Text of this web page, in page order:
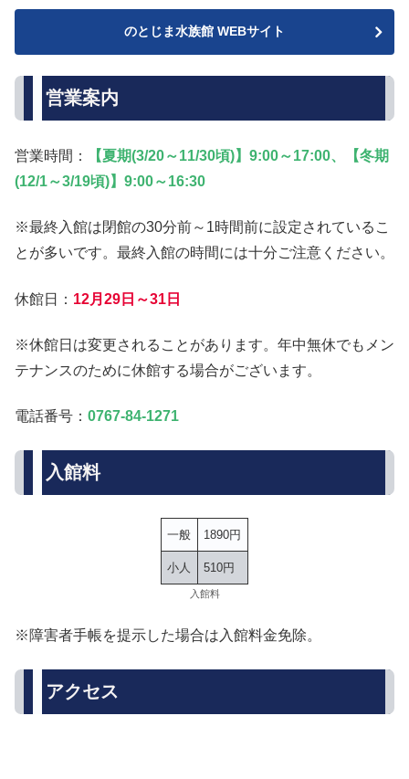
のとじま水族館 WEBサイト
営業案内
営業時間：
【夏期(3/20～11/30頃)】9:00～17:00、【冬期
(12/1～3/19頃)】9:00～16:30
※最終入館は閉館の30分前～1時間前に設定されているこ
とが多いです。最終入館の時間には十分ご注意ください。
休館日： 12月29日～31日
※休館日は変更されることがあります。年中無休でもメン
テナンスのために休館する場合がございます。
電話番号： 0767-84-1271
入館料
一般 1890円
小人 510円
入館料
※障害者手帳を提示した場合は入館料金免除。
アクセス